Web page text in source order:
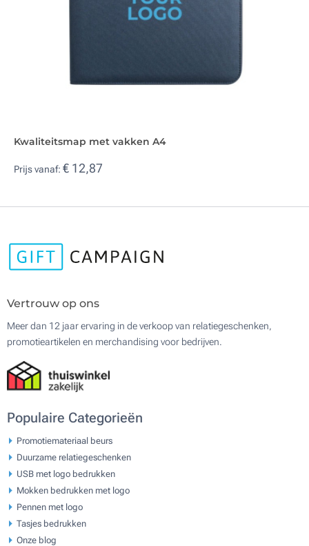
Kwaliteitsmap met vakken A4
Prijs vanaf: € 12,87
Vertrouw op ons
Meer dan 12 jaar ervaring in de verkoop van relatiegeschenken,
promotieartikelen en merchandising voor bedrijven.
Populaire Categorieën
Promotiemateriaal beurs
Duurzame relatiegeschenken
USB met logo bedrukken
Mokken bedrukken met logo
Pennen met logo
Tasjes bedrukken
Onze blog